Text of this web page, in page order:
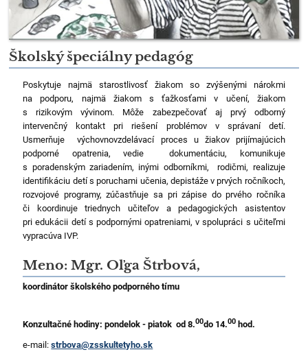
Školský špeciálny pedagóg
Poskytuje najmä starostlivosť žiakom so zvýšenými nárokmi
na podporu, najmä žiakom s ťažkosťami v učení, žiakom
s rizikovým vývinom. Môže zabezpečovať aj prvý odborný
intervenčný kontakt pri riešení problémov v správaní detí.
Usmerňuje výchovnovzdelávací proces u žiakov prijímajúcich
podporné opatrenia, vedie dokumentáciu, komunikuje
s poradenským zariadením, inými odborníkmi, rodičmi, realizuje
identifikáciu detí s poruchami učenia, depistáže v prvých ročníkoch,
rozvojové programy, zúčastňuje sa pri zápise do prvého ročníka
či koordinuje triednych učiteľov a pedagogických asistentov
pri edukácii detí s podpornými opatreniami, v spolupráci s učiteľmi
vypracúva IVP.
Meno:Mgr. Oľga Štrbová,
koordinátor školského podporného tímu
Konzultačné hodiny: pondelok - piatok od 8.00do 14.00 hod.
e-mail:strbova@zsskultetyho.sk